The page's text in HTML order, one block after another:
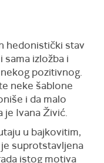
hedonistički stav
sama izložba i
pozitivnog.
neke šablone
i da malo
je Ivana Živić.
u bajkovitim,
suprotstavljena
istog motiva